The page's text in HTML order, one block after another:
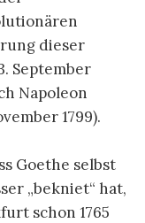
dieser
September
Napoleon
1799).
Goethe selbst
„bekniet“ hat,
schon 1765